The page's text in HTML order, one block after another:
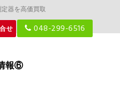
器を高価買取
せ
048-299-6516
報⑥